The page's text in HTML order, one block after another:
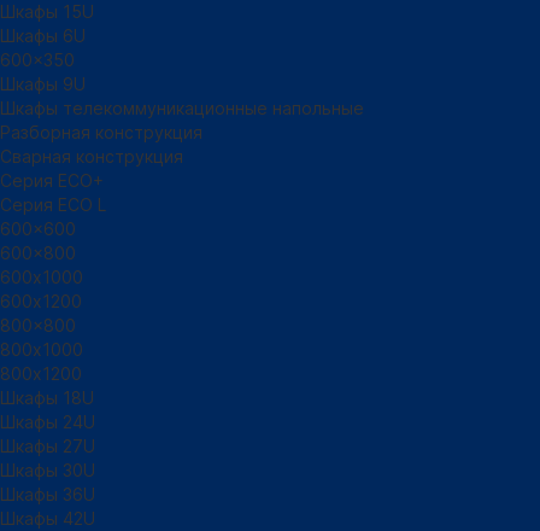
Шкафы 15U
Шкафы 6U
600x350
Шкафы 9U
Шкафы телекоммуникационные напольные
Разборная конструкция
Сварная конструкция
Серия ECO+
Серия ECO L
600x600
600x800
600х1000
600х1200
800x800
800х1000
800х1200
Шкафы 18U
Шкафы 24U
Шкафы 27U
Шкафы 30U
Шкафы 36U
Шкафы 42U